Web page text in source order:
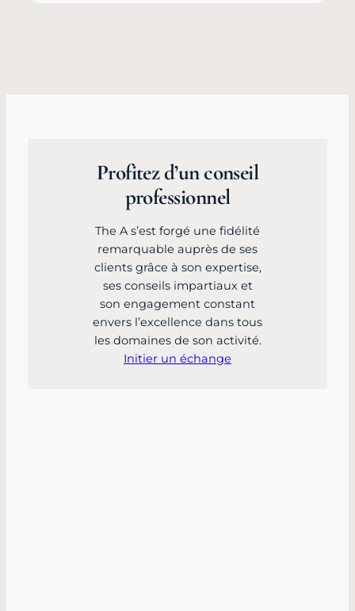
Profitez d’un conseil
professionnel
The A s’est forgé une fidélité
remarquable auprès de ses
clients grâce à son expertise,
ses conseils impartiaux et
son engagement constant
envers l’excellence dans tous
les domaines de son activité.
Initier un échange